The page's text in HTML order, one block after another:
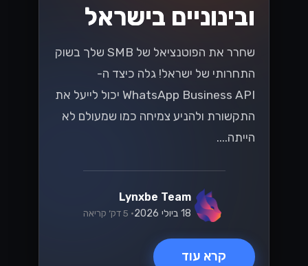
ובינוניים בישראל
שחרר את הפוטנציאל של SMB שלך בשוק
התחרותי של ישראל! גלה כיצד ה-
WhatsApp Business API יכול לייעל את
התקשורת ולהניע צמיחה כמו שמעולם לא
הייתה....
Lynxbe Team
18 ביולי 2026 • 5 דק׳ קריאה
קרא עוד